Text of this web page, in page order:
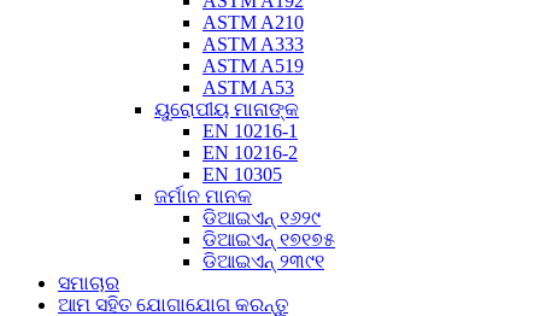
ASTM A210
ASTM A333
ASTM A519
ASTM A53
ୟୁରୋପୀୟ ମାନାଙ୍କ
EN 10216-1
EN 10216-2
EN 10305
ଜର୍ମାନ ମାନକ
ଡିଆଇଏନ୍ ୧୬୨୯
ଡିଆଇଏନ୍ ୧୭୧୭୫
ଡିଆଇଏନ୍ ୨୩୯୧
ସମାଚାର
ଆମ ସହିତ ଯୋଗାଯୋଗ କରନ୍ତୁ